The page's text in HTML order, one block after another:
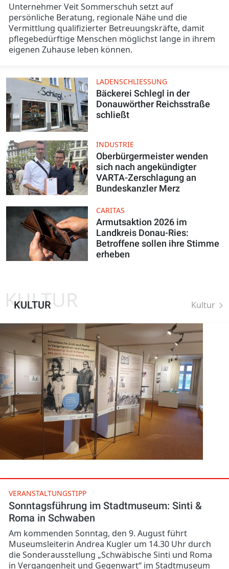
Unternehmer Veit Sommerschuh setzt auf
persönliche Beratung, regionale Nähe und die
Vermittlung qualifizierter Betreuungskräfte, damit
pflegebedürftige Menschen möglichst lange in ihrem
eigenen Zuhause leben können.
LADENSCHLIESSUNG
Bäckerei Schlegl in der
Donauwörther Reichsstraße
schließt
INDUSTRIE
Oberbürgermeister wenden
sich nach angekündigter
VARTA-Zerschlagung an
Bundeskanzler Merz
CARITAS
Armutsaktion 2026 im
Landkreis Donau-Ries:
Betroffene sollen ihre Stimme
erheben
KULTUR
KULTUR Kultur
VERANSTALTUNGSTIPP
Sonntagsführung im Stadtmuseum: Sinti &
Roma in Schwaben
Am kommenden Sonntag, den 9. August führt
Museumsleiterin Andrea Kugler um 14.30 Uhr durch
die Sonderausstellung „Schwäbische Sinti und Roma
in Vergangenheit und Gegenwart“ im Stadtmuseum